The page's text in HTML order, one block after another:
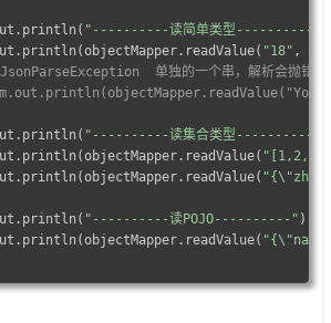
"----------读简单类型----------"
"18" ,
单独的一个串，解析会抛错
"----------读集合类型----------"
"[1,2,3]"
"----------读POJO----------" );